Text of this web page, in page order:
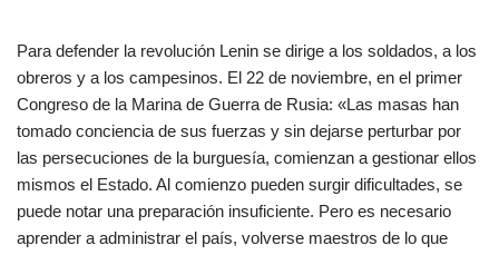
Para defender la revolución Lenin se dirige a los soldados, a los
obreros y a los campesinos. El 22 de noviembre, en el primer
Congreso de la Marina de Guerra de Rusia: «Las masas han
tomado conciencia de sus fuerzas y sin dejarse perturbar por
las persecuciones de la burguesía, comienzan a gestionar ellos
mismos el Estado. Al comienzo pueden surgir dificultades, se
puede notar una preparación insuficiente. Pero es necesario
aprender a administrar el país, volverse maestros de lo que